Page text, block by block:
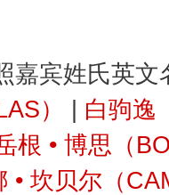
嘉宾姓氏英文
）
白驹逸
根 • 博思（
• 坎贝尔（